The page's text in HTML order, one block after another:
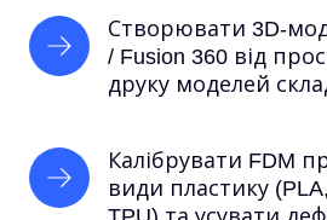
Створювати 3D-
/ Fusion 360 від
друку моделей
Калібрувати FDM
види пластику